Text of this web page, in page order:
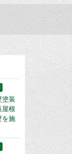
塗装
屋根
を施